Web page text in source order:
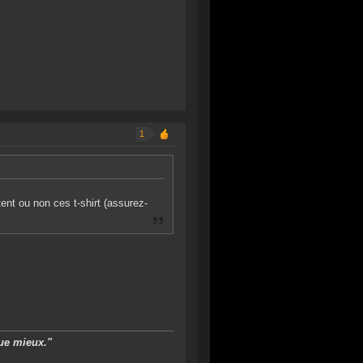
1
ou non ces t-shirt (assurez-
mieux."